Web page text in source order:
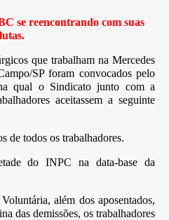
se reencontrando com suas
lutas.
que trabalham na Mercedes
SP foram convocados pelo
qual o Sindicato junto com a
aceitassem a seguinte
de todos os trabalhadores.
do INPC na data-base da
além dos aposentados,
das demissões, os trabalhadores